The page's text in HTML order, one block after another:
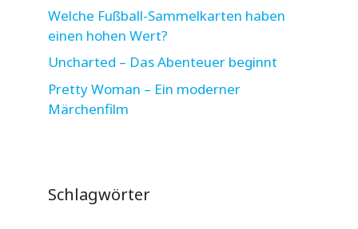
Welche Fußball-Sammelkarten haben
einen hohen Wert?
Uncharted – Das Abenteuer beginnt
Pretty Woman – Ein moderner
Märchenfilm
Schlagwörter